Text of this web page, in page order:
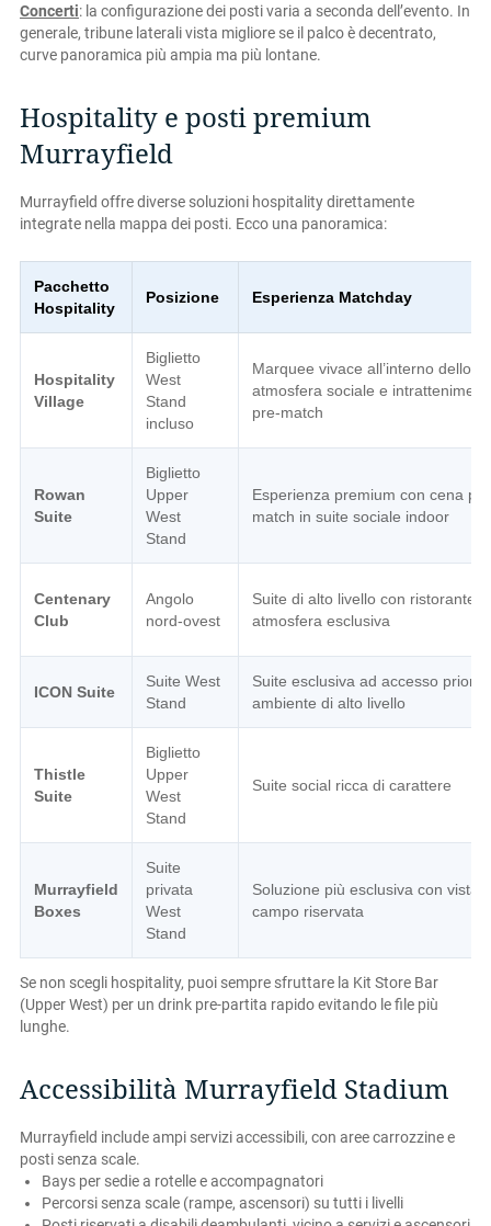
Concerti: la configurazione dei posti varia a seconda dell’evento. In
generale, tribune laterali vista migliore se il palco è decentrato,
curve panoramica più ampia ma più lontane.
Hospitality e posti premium
Murrayfield
Murrayfield offre diverse soluzioni hospitality direttamente
integrate nella mappa dei posti. Ecco una panoramica:
Pacchetto
Hospitality
Posizione Esperienza Matchday
Hospitality
Village
Biglietto
West
Stand
incluso
Marquee vivace all’interno dello
atmosfera sociale e
pre-match
Rowan
Suite
Biglietto
Upper
West
Stand
Esperienza premium con cena
match in suite sociale indoor
Centenary
Club
Angolo
nord-ovest
Suite di alto livello con ristorante e
atmosfera esclusiva
ICON Suite
Suite West
Stand
Suite esclusiva ad accesso
ambiente di alto livello
Thistle
Suite
Biglietto
Upper
West
Stand
Suite social ricca di carattere
Murrayfield
Boxes
Suite
privata
West
Stand
Soluzione più esclusiva con vista
campo riservata
Se non scegli hospitality, puoi sempre sfruttare la Kit Store Bar
(Upper West) per un drink pre-partita rapido evitando le file più
lunghe.
Accessibilità Murrayfield Stadium
Murrayfield include ampi servizi accessibili, con aree carrozzine e
posti senza scale.
Bays per sedie a rotelle e accompagnatori
Percorsi senza scale (rampe, ascensori) su tutti i livelli